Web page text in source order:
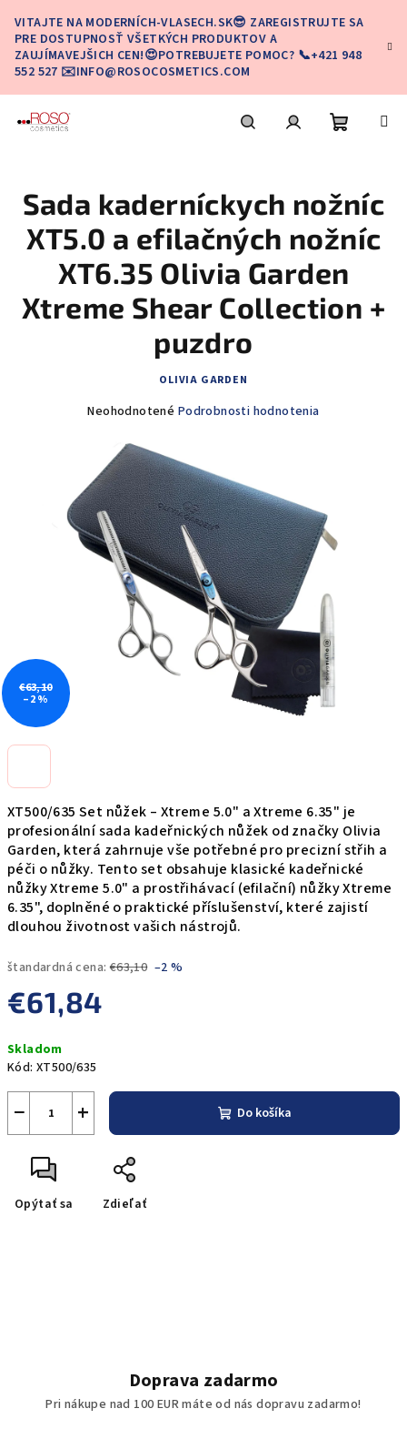
obsah
VITAJTE NA MODERNÍCH-VLASECH.SK😎 ZAREGISTRUJTE SA
PRE DOSTUPNOSŤ VŠETKÝCH PRODUKTOV A
ZAUJÍMAVEJŠICH CEN!😍POTREBUJETE POMOC? 📞+421 948
552 527 ✉️INFO@ROSOCOSMETICS.COM
košík
XT500/635 Set nůžek – Xtreme 5.0" a Xtreme 6.35" je
profesionální sada kadeřnických nůžek od značky Olivia
Garden, která zahrnuje vše potřebné pro precizní střih a
péči o nůžky. Tento set obsahuje klasické kadeřnické
nůžky Xtreme 5.0" a prostřihávací (efilační) nůžky Xtreme
6.35", doplněné o praktické příslušenství, které zajistí
dlouhou životnost vašich nástrojů.
štandardná cena: €63,10 –2 %
€61,84
cena:
Skladom
Kód: XT500/635
+
− Do košíka
Opýtať sa Zdieľať
Sada kaderníckych nožníc
XT5.0 a efilačných nožníc
XT6.35 Olivia Garden
Xtreme Shear Collection +
puzdro
OLIVIA GARDEN
Priemerné
produktu
0,0
z
5
hviezdičiek.
Neohodnotené Podrobnosti hodnotenia
€63,10
–2 %
Doprava zadarmo
Pri nákupe nad 100 EUR máte od nás dopravu zadarmo!